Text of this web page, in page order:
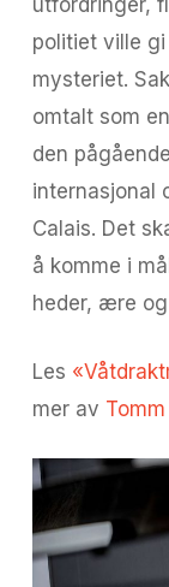
utfordringer,
politiet ville
mysteriet.
omtalt som
den
internasjonal
Calais. Det
å komme i
heder, ære
Les
mer av